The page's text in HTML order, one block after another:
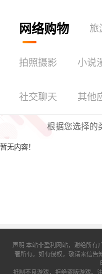
网络购物 旅
拍照摄影 小说
社交聊天 其他
根据您选择的
暂无内容！
声明:本站非盈利网站，谢绝所有
著所有。如有侵权，敬请来信告
抵制不良游戏，拒绝盗版游戏。